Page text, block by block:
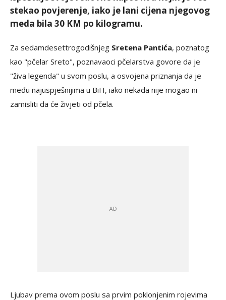
stekao povjerenje, iako je lani cijena njegovog
meda bila 30 KM po kilogramu.
Za sedamdesettrogodišnjeg Sretena Pantića, poznatog
kao "pčelar Sreto", poznavaoci pčelarstva govore da je
"živa legenda" u svom poslu, a osvojena priznanja da je
među najuspješnijima u BiH, iako nekada nije mogao ni
zamisliti da će živjeti od pčela.
Ljubav prema ovom poslu sa prvim poklonjenim rojevima